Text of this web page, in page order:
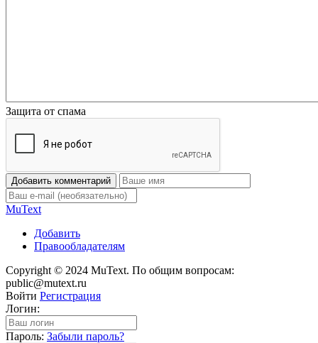
Защита от спама
Добавить комментарий
MuText
Добавить
Правообладателям
Copyright © 2024 MuText. По общим вопросам:
public@mutext.ru
Войти Регистрация
Логин:
Пароль: Забыли пароль?